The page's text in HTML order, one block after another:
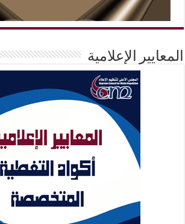
المعايير الإعلامية